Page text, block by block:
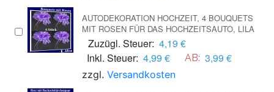
AUTODEKORATION HOCHZEIT, 4 BOUQUETS
MIT ROSEN FÜR DAS HOCHZEITSAUTO, LILA
Zuzügl. Steuer: 4,19 €
Inkl. Steuer: 4,99 € AB: 3,99 €
zzgl. Versandkosten